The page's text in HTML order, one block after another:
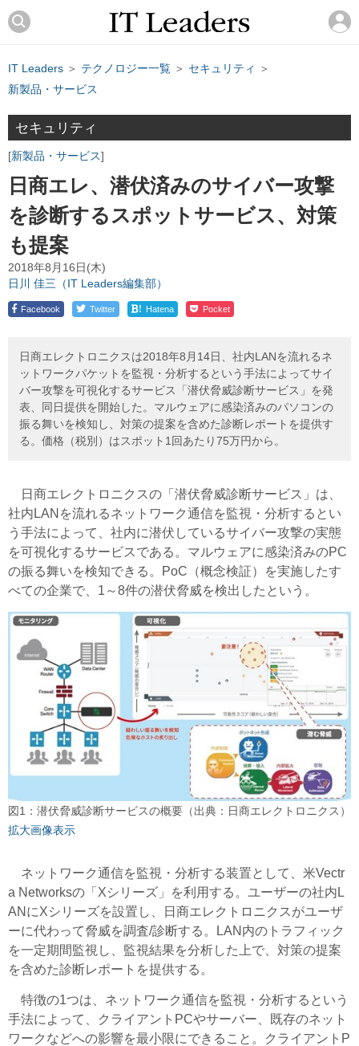
IT Leaders ＞ テクノロジー一覧 ＞ セキュリティ
＞
新製品・サービス
セキュリティ
新製品・サービス
日商エレ、潜伏済みのサイバー攻撃
を診断するスポットサービス、対策
も提案
2018年8月16日(木)
日川 佳三（IT Leaders編集部）
Facebook Twitter ! Hatena Pocket
日商エレクトロニクスは2018年8月14日、社内LANを流れるネ
ットワークパケットを監視・分析するという手法によってサイ
バー攻撃を可視化するサービス「潜伏脅威診断サービス」を発
表、同日提供を開始した。マルウェアに感染済みのパソコンの
振る舞いを検知し、対策の提案を含めた診断レポートを提供す
る。価格（税別）はスポット1回あたり75万円から。
日商エレクトロニクスの「潜伏脅威診断サービス」は、
社内LANを流れるネットワーク通信を監視・分析するとい
う手法によって、社内に潜伏しているサイバー攻撃の実態
を可視化するサービスである。マルウェアに感染済みのPC
の振る舞いを検知できる。PoC（概念検証）を実施したす
べての企業で、1～8件の潜伏脅威を検出したという。
図1：潜伏脅威診断サービスの概要（出典：日商エレクトロニクス）
拡大画像表示
ネットワーク通信を監視・分析する装置として、米Vectr
a Networksの「Xシリーズ」を利用する。ユーザーの社内L
ANにXシリーズを設置し、日商エレクトロニクスがユーザ
ーに代わって脅威を調査/診断する。LAN内のトラフィック
を一定期間監視し、監視結果を分析した上で、対策の提案
を含めた診断レポートを提供する。
特徴の1つは、ネットワーク通信を監視・分析するという
手法によって、クライアントPCやサーバー、既存のネット
ワークなどへの影響を最小限にできること。クライアントP